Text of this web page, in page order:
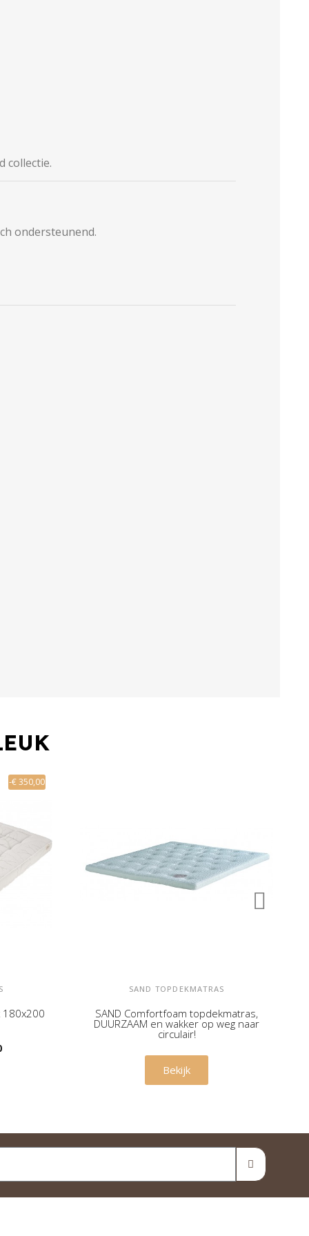
collectie.
ondersteunend.
-€ 350,00
180x200
SAND TOPDEKMATRAS
SAND Comfortfoam topdekmatras,
DUURZAAM en wakker op weg naar
circulair!
€ 420,00
Bekijk